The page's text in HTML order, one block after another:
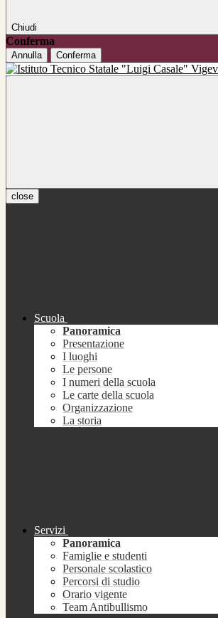
Chiudi
Conferma
Annulla Conferma
close
Scuola
Panoramica
Presentazione
I luoghi
Le persone
I numeri della scuola
Le carte della scuola
Organizzazione
La storia
Servizi
Panoramica
Famiglie e studenti
Personale scolastico
Percorsi di studio
Orario vigente
Team Antibullismo